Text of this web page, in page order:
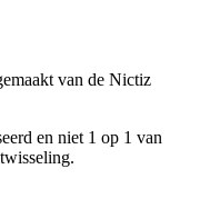
van de Nictiz
en niet 1 op 1 van